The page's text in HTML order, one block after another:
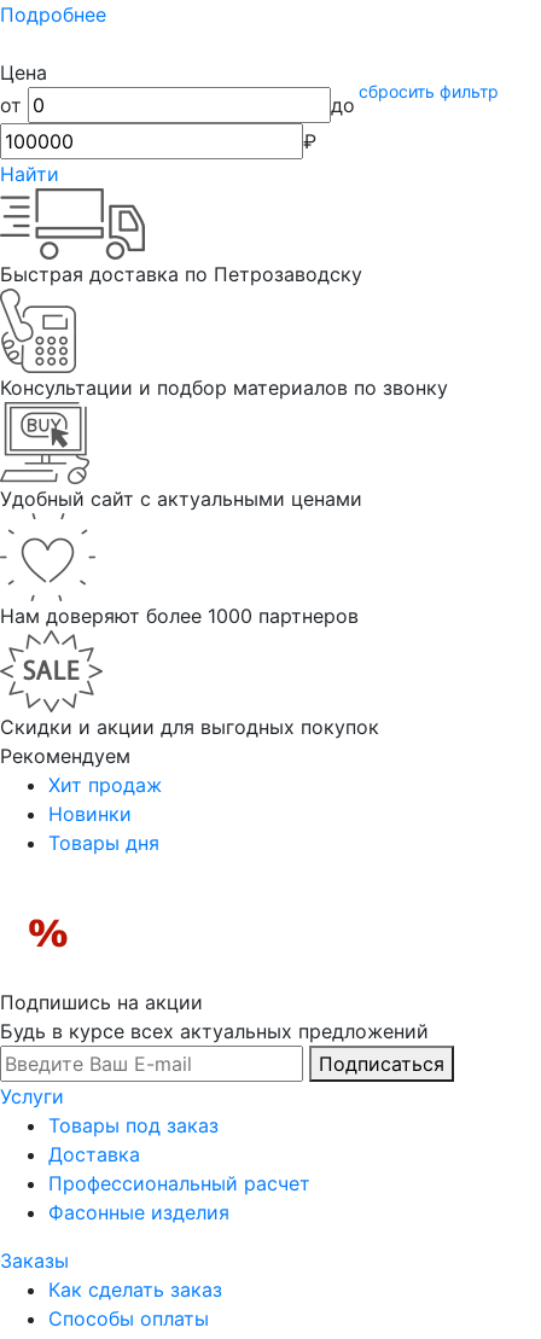
Подробнее
сбросить фильтр
Цена
от
до
₽
Найти
Быстрая доставка по Петрозаводску
Консультации и подбор материалов по звонку
Удобный сайт с актуальными ценами
Нам доверяют более 1000 партнеров
Скидки и акции для выгодных покупок
Рекомендуем
Хит продаж
Новинки
Товары дня
Подпишись на акции
Будь в курсе всех актуальных предложений
Подписаться
Услуги
Товары под заказ
Доставка
Профессиональный расчет
Фасонные изделия
Заказы
Как сделать заказ
Способы оплаты